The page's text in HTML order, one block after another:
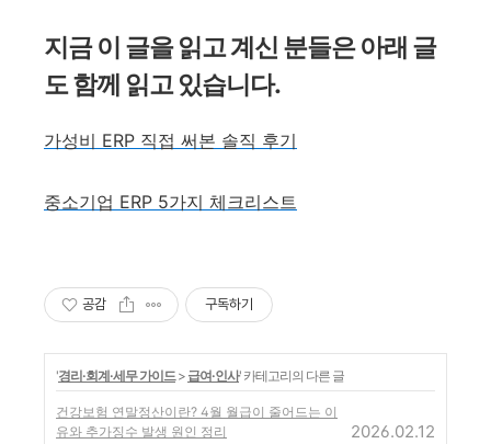
지금 이 글을 읽고 계신 분들은 아래 글
도 함께 읽고 있습니다.
가성비 ERP 직접 써본 솔직 후기
중소기업 ERP 5가지 체크리스트
공감 구독하기
'경리·회계·세무 가이드> 급여·인사' 카테고리의 다른 글
건강보험 연말정산이란? 4월 월급이 줄어드는 이
유와 추가징수 발생 원인 정리
2026.02.12